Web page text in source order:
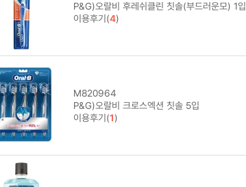
P&G)오랄비 후레쉬클린 칫솔(부드러운모) 1입
이용후기(4)
M820964
P&G)오랄비 크로스엑션 칫솔 5입
이용후기(1)